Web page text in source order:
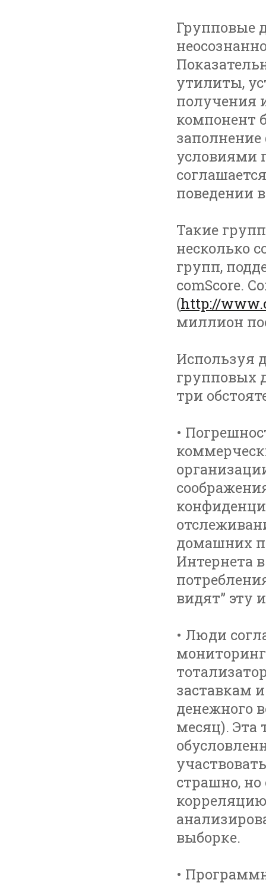
Групповые
утилиты,
получения
компонент
условиями
поведении
Такие
несколько
групп,
comScore.
(http://
миллион
Используя
групповых
три
•
домашних
Интернета
видят” эту
• Люди
заставкам
денежного
месяц). Эта
страшно,
выборке.
•